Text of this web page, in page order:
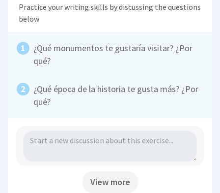
Practice your writing skills by discussing the questions
below
¿Qué monumentos te gustaría visitar? ¿Por
qué?
¿Qué época de la historia te gusta más? ¿Por
qué?
View more